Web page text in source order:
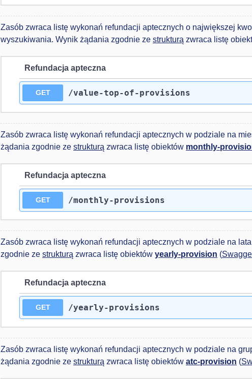
Zasób zwraca listę wykonań refundacji aptecznych o największej
wyszukiwania. Wynik żądania zgodnie ze strukturą zwraca listę
Refundacja apteczna
GET /value-top-of-provisions
Zasób zwraca listę wykonań refundacji aptecznych w podziale na
żądania zgodnie ze strukturą zwraca listę obiektów monthly-
Refundacja apteczna
GET /monthly-provisions
Zasób zwraca listę wykonań refundacji aptecznych w podziale na
zgodnie ze strukturą zwraca listę obiektów yearly-provision (
Refundacja apteczna
GET /yearly-provisions
Zasób zwraca listę wykonań refundacji aptecznych w podziale na
żądania zgodnie ze strukturą zwraca listę obiektów atc-provision (